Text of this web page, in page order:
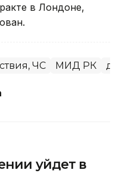
в Лондоне,
ЧС МИД РК
уйдет в